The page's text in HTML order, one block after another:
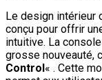
Le design intérieur
conçu pour offrir
intuitive. La
grosse nouveauté,
Control« . Cette